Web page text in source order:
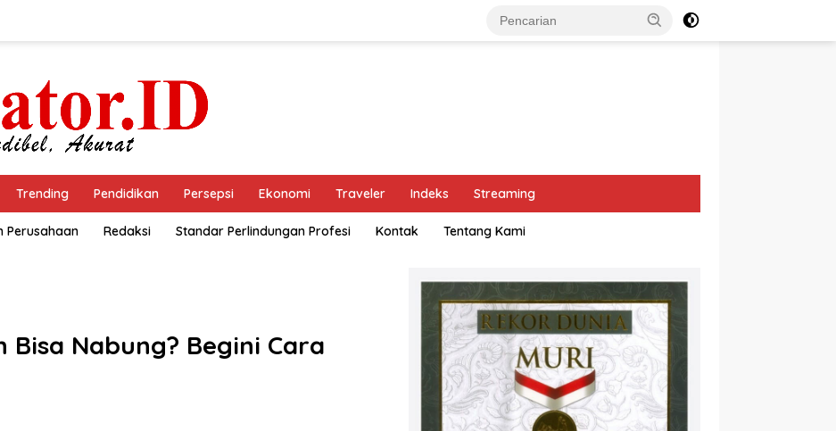
Trending Pendidikan Persepsi Ekonomi Traveler Indeks Streaming
Perusahaan Redaksi Standar Perlindungan Profesi Kontak Tentang Kami
Bisa Nabung? Begini Cara